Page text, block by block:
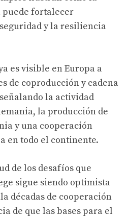
puede fortalecer
y la resiliencia
es visible en Europa a
de coproducción y cadena
la actividad
la producción de
y una cooperación
en todo el continente.
de los desafíos que
sigue siendo optimista
décadas de cooperación
de que las bases para el